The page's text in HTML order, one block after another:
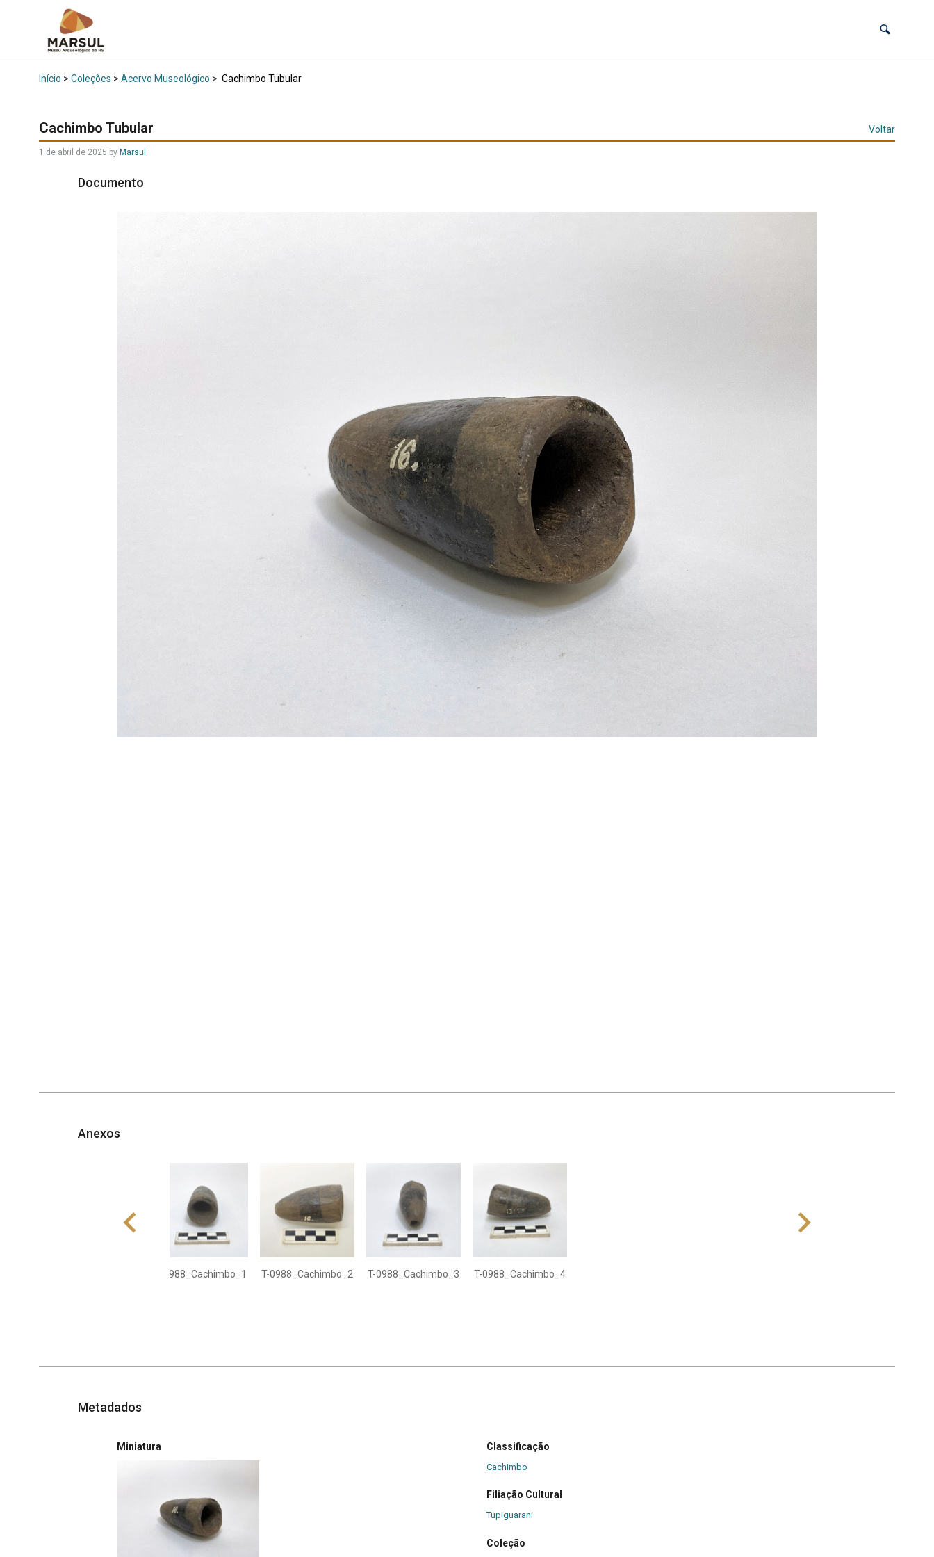
Início > Coleções > Acervo Museológico > Cachimbo Tubular
Cachimbo Tubular Voltar
1 de abril de 2025 by Marsul
Documento
Anexos
T-0988_Cachimbo_1 T-0988_Cachimbo_2 T-0988_Cachimbo_3 T-0988_Cachimbo_4
Metadados
Miniatura Classificação
Cachimbo
Filiação Cultural
Tupiguarani
Coleção